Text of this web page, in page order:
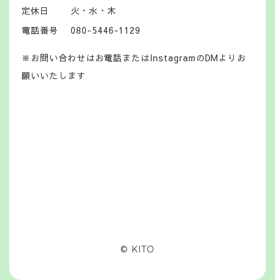
定休日
火・水・木
電話番号
080-5446-1129
※お問い合わせはお電話またはInstagramのDMよりお
願いいたします
© KITO